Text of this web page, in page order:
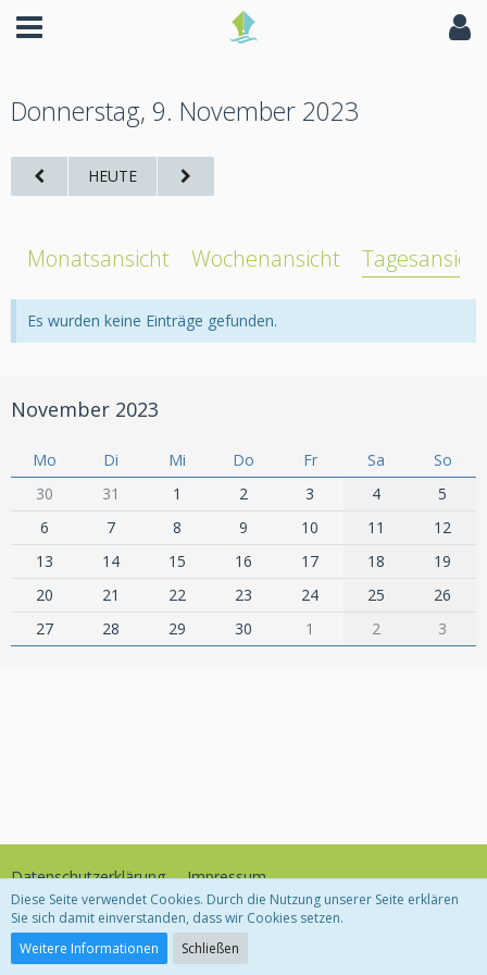
Donnerstag, 9. November 2023
HEUTE
Monatsansicht Wochenansicht Tagesansicht
Es wurden keine Einträge gefunden.
November 2023
Mo Di Mi Do Fr Sa
So
30
31 1 2 3 4
5
6
7 8 9 10 11
12
13
14 15 16 17 18
19
20
21 22 23 24 25
26
27
28 29 30 1 2 3
Datenschutzerklärung Impressum
Community-Software:
Diese Seite verwendet Cookies. Durch die Nutzung unserer Seite erklären
Sie sich damit einverstanden, dass wir Cookies setzen.
Weitere Informationen
Schließen